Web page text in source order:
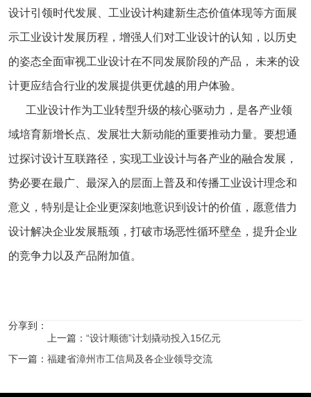
设计引领时代发展、工业设计构建新生态价值体现等方面展
示工业设计发展历程，增强人们对工业设计的认知，以历史
的姿态全面审视工业设计在不同发展阶段的产品， 未来的设
计更应结合行业的发展提供更优越的用户体验。
工业设计作为工业转型升级的核心驱动力，是各产业领
域培育新增长点、发展壮大新动能的重要推动力量。要想通
过探讨设计互联路径，实现工业设计与各产业的融合发展，
势必要在最广、最深入的层面上普及和传播工业设计理念和
意义，特别是让企业更深刻地意识到设计的价值，愿意借力
设计解决企业发展瓶颈，打破市场恶性循环壁垒，提升企业
的竞争力以及产品附加值。
分享到：
上一篇： “设计顺德”计划撬动投入15亿元
下一篇： 福建省漳州市工信局及各企业领导交流